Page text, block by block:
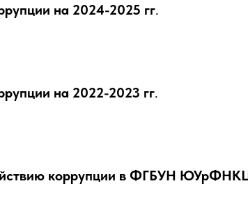
на 2024-2025 гг.
на 2022-2023 гг.
коррупции в ФГБУН